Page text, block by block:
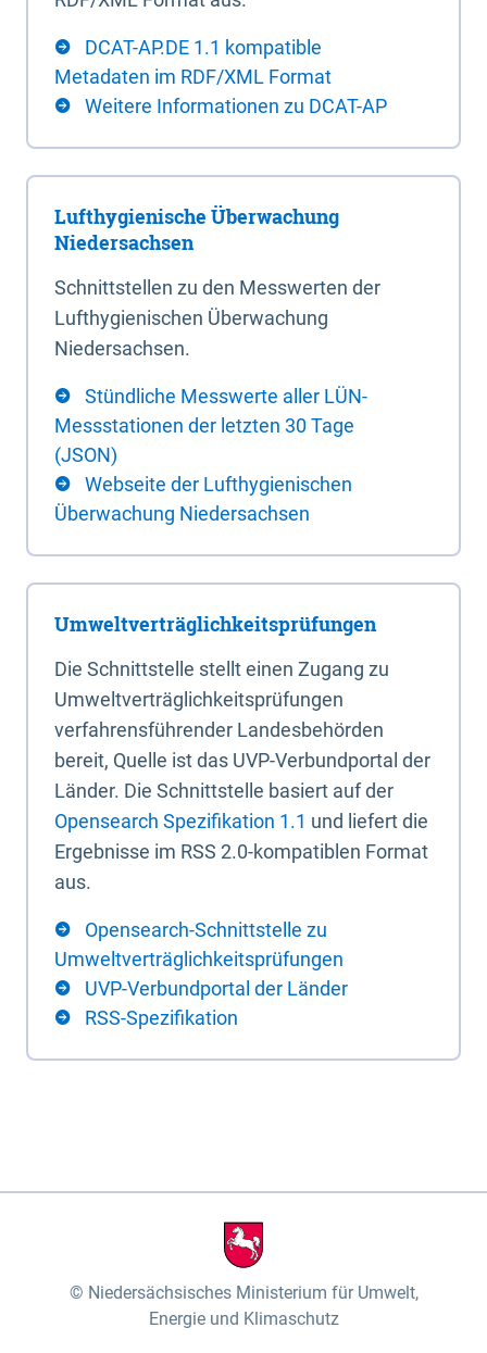
DCAT-AP.DE 1.1 kompatible
Metadaten im RDF/XML Format
Weitere Informationen zu DCAT-AP
Lufthygienische Überwachung
Niedersachsen
Schnittstellen zu den Messwerten der
Lufthygienischen Überwachung
Niedersachsen.
Stündliche Messwerte aller LÜN-
Messstationen der letzten 30 Tage
(JSON)
Webseite der Lufthygienischen
Überwachung Niedersachsen
Umweltverträglichkeitsprüfungen
Die Schnittstelle stellt einen Zugang zu
Umweltverträglichkeitsprüfungen
verfahrensführender Landesbehörden
bereit, Quelle ist das UVP-Verbundportal der
Länder. Die Schnittstelle basiert auf der
Opensearch Spezifikation 1.1 und liefert die
Ergebnisse im RSS 2.0-kompatiblen Format
aus.
Opensearch-Schnittstelle zu
Umweltverträglichkeitsprüfungen
UVP-Verbundportal der Länder
RSS-Spezifikation
Niedersächsisches Ministerium für Umwelt,
Energie und Klimaschutz